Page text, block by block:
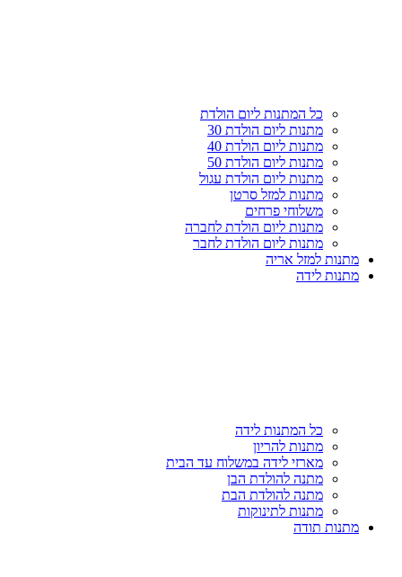
כל המתנות ליום הולדת
מתנות ליום הולדת 30
מתנות ליום הולדת 40
מתנות ליום הולדת 50
מתנות ליום הולדת עגול
מתנות למזל סרטן
משלוחי פרחים
מתנות ליום הולדת לחברה
מתנות ליום הולדת לחבר
מתנות למזל אריה
מתנות לידה
כל המתנות לידה
מתנות להריון
מארזי לידה במשלוח עד הבית
מתנה להולדת הבן
מתנה להולדת הבת
מתנות לתינוקות
מתנות תודה